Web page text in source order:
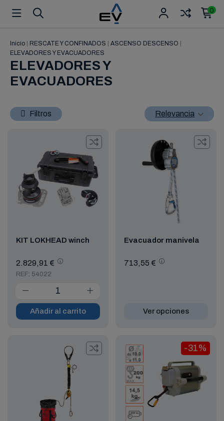
0
Inicio RESCATE Y CONFINADOS ASCENSO DESCENSO
ELEVADORES Y EVACUADORES
ELEVADORES Y
EVACUADORES
Filtros Relevancia
KIT LOKHEAD winch
2.829,91 €
REF: 54022
Añadir al carrito
Evacuador manivela
713,55 €
Ver opciones
-31%